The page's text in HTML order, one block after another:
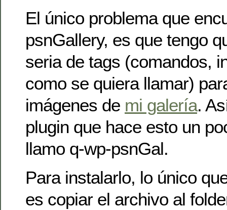
El único problema que
psnGallery, es que tengo
seria de tags (comandos,
como se quiera llamar)
imágenes de mi galería.
plugin que hace esto un
llamo q-wp-psnGal.
Para instalarlo, lo único
es copiar el archivo al